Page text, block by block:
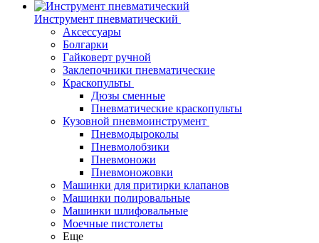
Инструмент пневматический
Аксессуары
Болгарки
Гайковерт ручной
Заклепочники пневматические
Краскопульты
Дюзы сменные
Пневматические краскопульты
Кузовной пневмоинструмент
Пневмодыроколы
Пневмолобзики
Пневмоножи
Пневмоножовки
Машинки для притирки клапанов
Машинки полировальные
Машинки шлифовальные
Моечные пистолеты
Еще